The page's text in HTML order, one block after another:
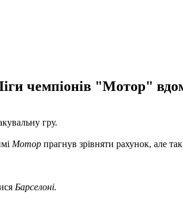
чемпіонів "Мотор"
гру.
Мотор прагнув зрівняти рахунок, але
Барселоні.